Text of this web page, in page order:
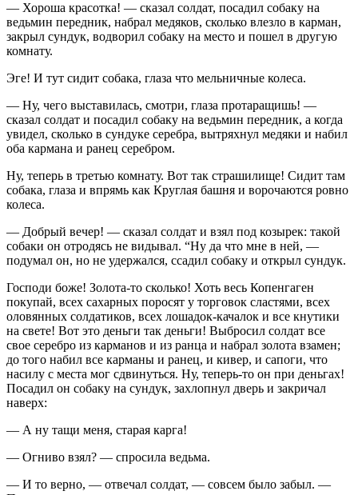
— Хороша красотка! — сказал солдат, посадил собаку на
ведьмин передник, набрал медяков, сколько влезло в карман,
закрыл сундук, водворил собаку на место и пошел в другую
комнату.
Эге! И тут сидит собака, глаза что мельничные колеса.
— Ну, чего выставилась, смотри, глаза протаращишь! —
сказал солдат и посадил собаку на ведьмин передник, а когда
увидел, сколько в сундуке серебра, вытряхнул медяки и набил
оба кармана и ранец серебром.
Ну, теперь в третью комнату. Вот так страшилище! Сидит там
собака, глаза и впрямь как Круглая башня и ворочаются ровно
колеса.
— Добрый вечер! — сказал солдат и взял под козырек: такой
собаки он отродясь не видывал. “Ну да что мне в ней, —
подумал он, но не удержался, ссадил собаку и открыл сундук.
Господи боже! Золота-то сколько! Хоть весь Копенгаген
покупай, всех сахарных поросят у торговок сластями, всех
оловянных солдатиков, всех лошадок-качалок и все кнутики
на свете! Вот это деньги так деньги! Выбросил солдат все
свое серебро из карманов и из ранца и набрал золота взамен;
до того набил все карманы и ранец, и кивер, и сапоги, что
насилу с места мог сдвинуться. Ну, теперь-то он при деньгах!
Посадил он собаку на сундук, захлопнул дверь и закричал
наверх:
— А ну тащи меня, старая карга!
— Огниво взял? — спросила ведьма.
— И то верно, — отвечал солдат, — совсем было забыл. —